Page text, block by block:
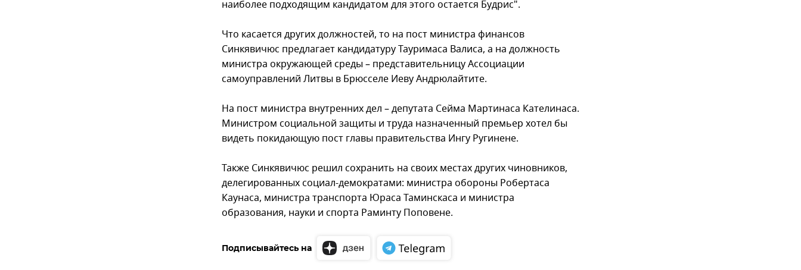
наиболее подходящим кандидатом для этого остается Будрис".
Что касается других должностей, то на пост министра финансов
Синкявичюс предлагает кандидатуру Тауримаса Валиса, а на должность
министра окружающей среды – представительницу Ассоциации
самоуправлений Литвы в Брюсселе Иеву Андрюлайтите.
На пост министра внутренних дел – депутата Сейма Мартинаса Кателинаса.
Министром социальной защиты и труда назначенный премьер хотел бы
видеть покидающую пост главы правительства Ингу Ругинене.
Также Синкявичюс решил сохранить на своих местах других чиновников,
делегированных социал-демократами: министра обороны Робертаса
Каунаса, министра транспорта Юраса Таминскаса и министра
образования, науки и спорта Раминту Поповене.
Подписывайтесь на